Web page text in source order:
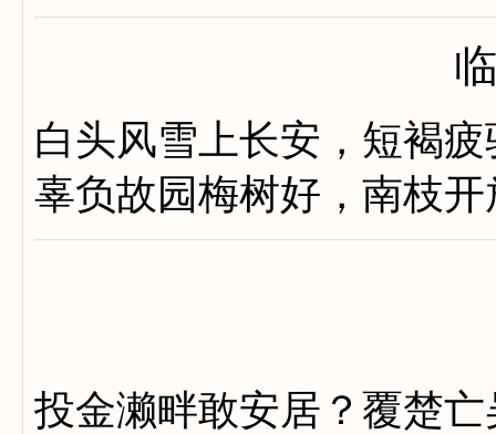
白头风雪上长安，短褐
辜负故园梅树好，南枝
投金濑畔敢安居？覆楚